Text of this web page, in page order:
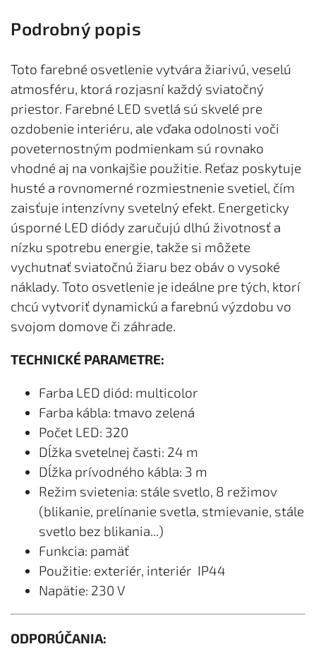
Podrobný popis
Toto farebné osvetlenie vytvára žiarivú, veselú
atmosféru, ktorá rozjasní každý sviatočný
priestor. Farebné LED svetlá sú skvelé pre
ozdobenie interiéru, ale vďaka odolnosti voči
poveternostným podmienkam sú rovnako
vhodné aj na vonkajšie použitie. Reťaz poskytuje
husté a rovnomerné rozmiestnenie svetiel, čím
zaisťuje intenzívny svetelný efekt. Energeticky
úsporné LED diódy zaručujú dlhú životnosť a
nízku spotrebu energie, takže si môžete
vychutnať sviatočnú žiaru bez obáv o vysoké
náklady. Toto osvetlenie je ideálne pre tých, ktorí
chcú vytvoriť dynamickú a farebnú výzdobu vo
svojom domove či záhrade.
TECHNICKÉ PARAMETRE:
Farba LED diód: multicolor
Farba kábla: tmavo zelená
Počet LED: 320
Dĺžka svetelnej časti: 24 m
Dĺžka prívodného kábla: 3 m
Režim svietenia: stále svetlo, 8 režimov
(blikanie, prelínanie svetla, stmievanie, stále
svetlo bez blikania...)
Funkcia: pamäť
Použitie: exteriér, interiér IP44
Napätie: 230 V
ODPORÚČANIA: